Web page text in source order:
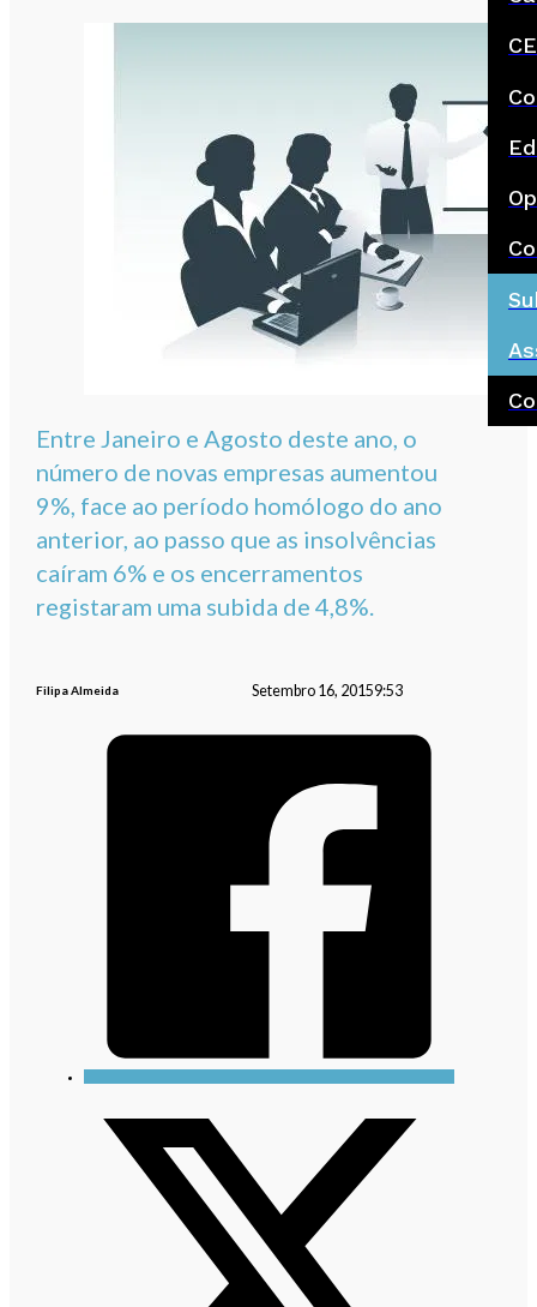
Entre Janeiro e Agosto deste ano, o
número de novas empresas aumentou
9%, face ao período homólogo do ano
anterior, ao passo que as insolvências
caíram 6% e os encerramentos
registaram uma subida de 4,8%.
Filipa Almeida Setembro 16, 20159:53